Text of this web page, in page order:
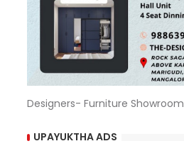
Designers- Furniture Showroom
UPAYUKTHA ADS